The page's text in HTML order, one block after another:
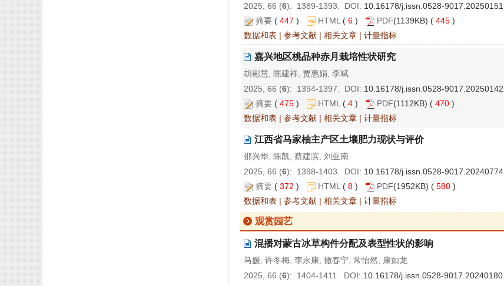
2025, 66 (6): 1389-1393. DOI: 10.16178/j.issn.0528-9017.20250151
摘要 ( 447 ) HTML ( 6 ) PDF(1139KB) ( 445 )
数据和表 | 参考文献 | 相关文章 | 计量指标
嘉兴地区桃品种赤月栽培性状研究
胡彬慧, 陈建祥, 贾惠娟, 李斌
2025, 66 (6): 1394-1397. DOI: 10.16178/j.issn.0528-9017.20250142
摘要 ( 475 ) HTML ( 4 ) PDF(1112KB) ( 470 )
数据和表 | 参考文献 | 相关文章 | 计量指标
江西省马家柚主产区土壤肥力现状与评价
邵兴华, 陈凯, 蔡建滨, 刘亚南
2025, 66 (6): 1398-1403. DOI: 10.16178/j.issn.0528-9017.20240774
摘要 ( 372 ) HTML ( 8 ) PDF(1952KB) ( 580 )
数据和表 | 参考文献 | 相关文章 | 计量指标
观赏园艺
混播对蒙古冰草构件分配及表型性状的影响
马媛, 许冬梅, 李永康, 撒春宁, 常怡然, 康如龙
2025, 66 (6): 1404-1411. DOI: 10.16178/j.issn.0528-9017.20240180